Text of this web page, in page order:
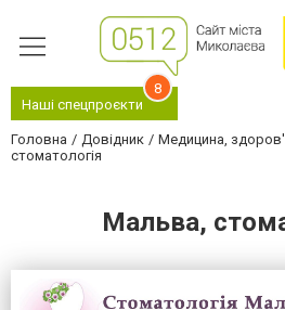
Наші спецпроєкти
8
Головна Довідник Медицина,
стоматологія
Мальва,